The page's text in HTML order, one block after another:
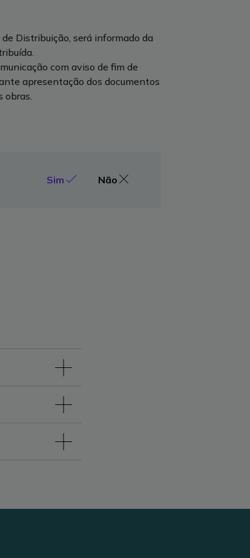
Distribuição, será informado da
com aviso de fim de
apresentação dos documentos
obras.
Sim Não